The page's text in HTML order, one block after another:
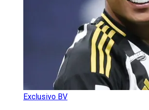
Exclusivo BV